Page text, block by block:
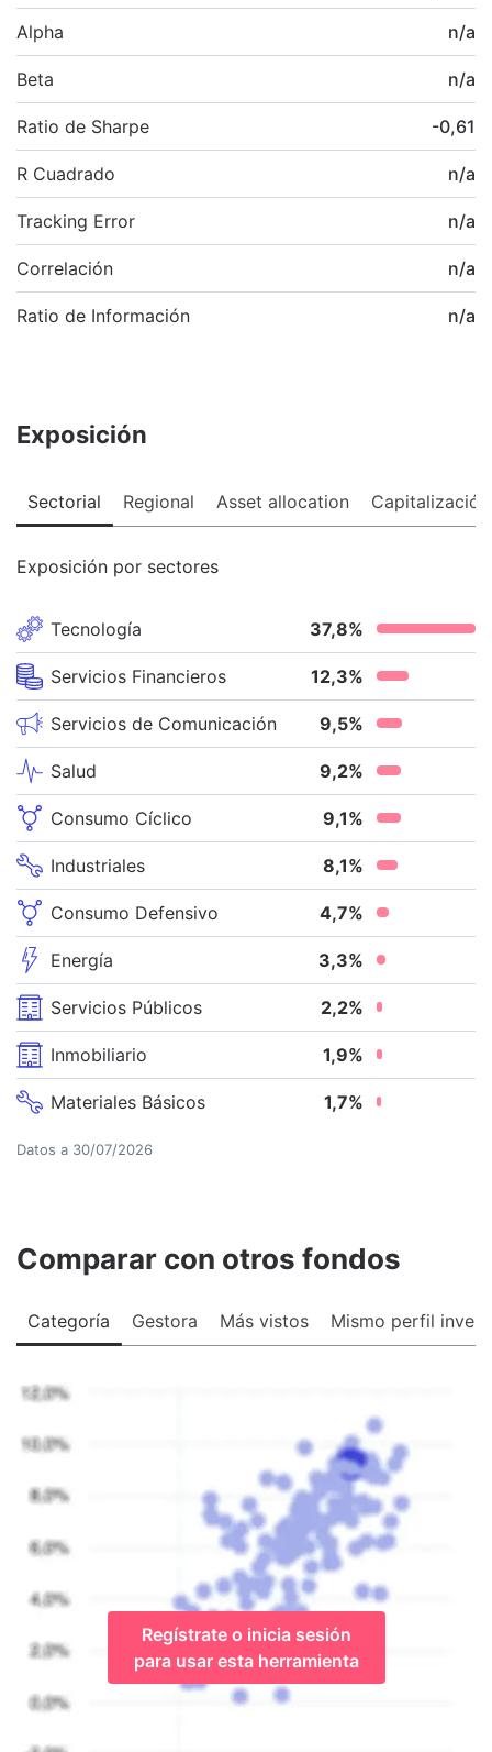
Alpha n/a
Beta n/a
Ratio de Sharpe -0,61
R Cuadrado n/a
Tracking Error n/a
Correlación n/a
Ratio de Información n/a
Exposición
Sectorial Regional Asset allocation Capitalización
Exposición por sectores
Tecnología 37,8%
Servicios Financieros 12,3%
Servicios de Comunicación 9,5%
Salud 9,2%
Consumo Cíclico 9,1%
Industriales 8,1%
Consumo Defensivo 4,7%
Energía 3,3%
Servicios Públicos 2,2%
Inmobiliario 1,9%
Materiales Básicos 1,7%
Datos a 30/07/2026
Comparar con otros fondos
Categoría Gestora Más vistos Mismo perfil
Regístrate o inicia sesión
para usar esta herramienta